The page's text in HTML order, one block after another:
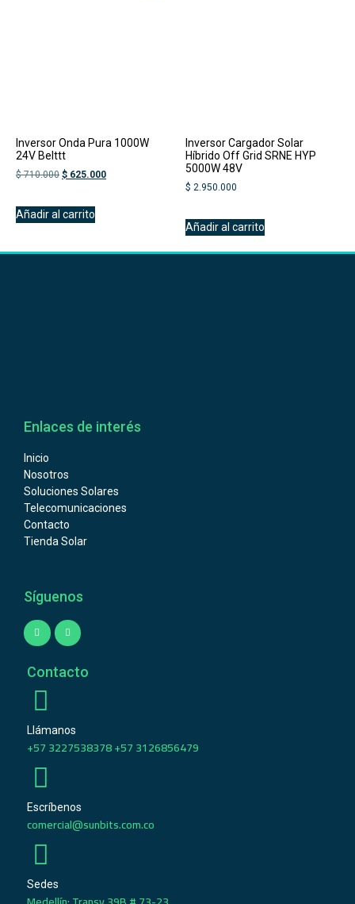
Inversor Onda Pura 1000W
24V Belttt
$710.000 $ 625.000
Añadir al carrito
Inversor Cargador Solar
Híbrido Off Grid SRNE HYP
5000W 48V
$ 2.950.000
Añadir al carrito
Enlaces de interés
Inicio
Nosotros
Soluciones Solares
Telecomunicaciones
Contacto
Tienda Solar
Síguenos
Contacto
Llámanos
+57 3227538378 +57 3126856479
Escríbenos
comercial@sunbits.com.co
Sedes